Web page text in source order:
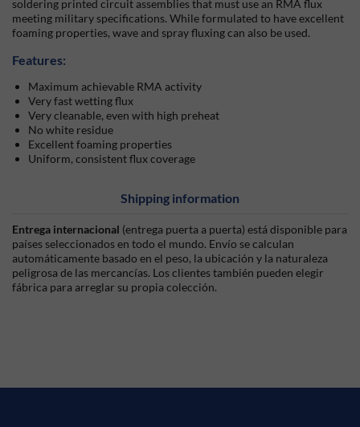
soldering printed circuit assemblies that must use an RMA flux
meeting military specifications. While formulated to have excellent
foaming properties, wave and spray fluxing can also be used.
Features:
Maximum achievable RMA activity
Very fast wetting flux
Very cleanable, even with high preheat
No white residue
Excellent foaming properties
Uniform, consistent flux coverage
Shipping information
Entrega internacional (entrega puerta a puerta) está disponible para
países seleccionados en todo el mundo. Envío se calculan
automáticamente basado en el peso, la ubicación y la naturaleza
peligrosa de las mercancías. Los clientes también pueden elegir
fábrica para arreglar su propia colección.